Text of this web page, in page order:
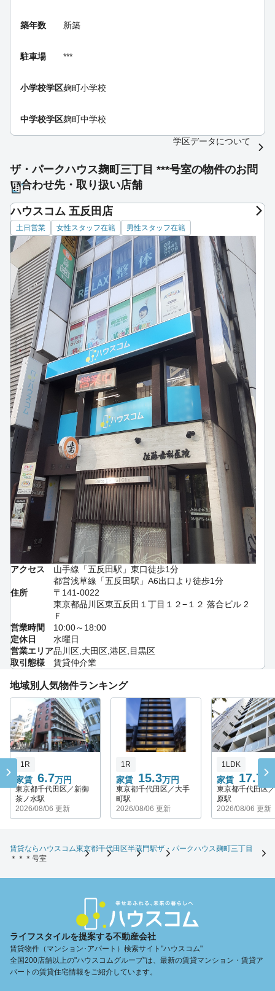
築年数 新築
駐車場 ***
小学校学区麹町小学校
中学校学区麹町中学校
学区データについて
ザ・パークハウス麹町三丁目 ***号室の物件のお問
い合わせ先・取り扱い店舗
ハウスコム 五反田店
土日営業 女性スタッフ在籍 男性スタッフ在籍
アクセス
山手線「五反田駅」東口徒歩1分
都営浅草線「五反田駅」A6出口より徒歩1分
住所
〒141-0022
東京都品川区東五反田１丁目１２−１２ 落合ビル 2
Ｆ
営業時間
10:00～18:00
定休日
水曜日
営業エリア品川区,大田区,港区,目黒区
取引態様
賃貸仲介業
地域別人気物件ランキング
家賃 6.7万円
1R
東京都千代田区／新御
茶ノ水駅
2026/08/06 更新
家賃 15.3万円
1R
東京都千代田区／大手
町駅
2026/08/06 更新
家賃 17.7
1LDK
東京都千代田区
原駅
2026/08/06 更新
賃貸ならハウスコム東京都千代田区半蔵門駅ザ・パークハウス麹町三丁目
＊＊＊号室
ライフスタイルを提案する不動産会社
賃貸物件（マンション･アパート）検索サイト"ハウスコム"
全国200店舗以上の"ハウスコムグループ"は、最新の賃貸マンション・賃貸ア
パートの賃貸住宅情報をご紹介しています。